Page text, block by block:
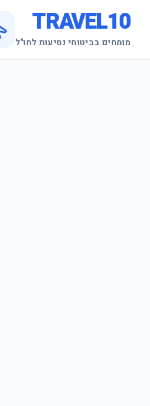
TRAVEL10
מומחים בביטוחי נסיעות לחו"ל